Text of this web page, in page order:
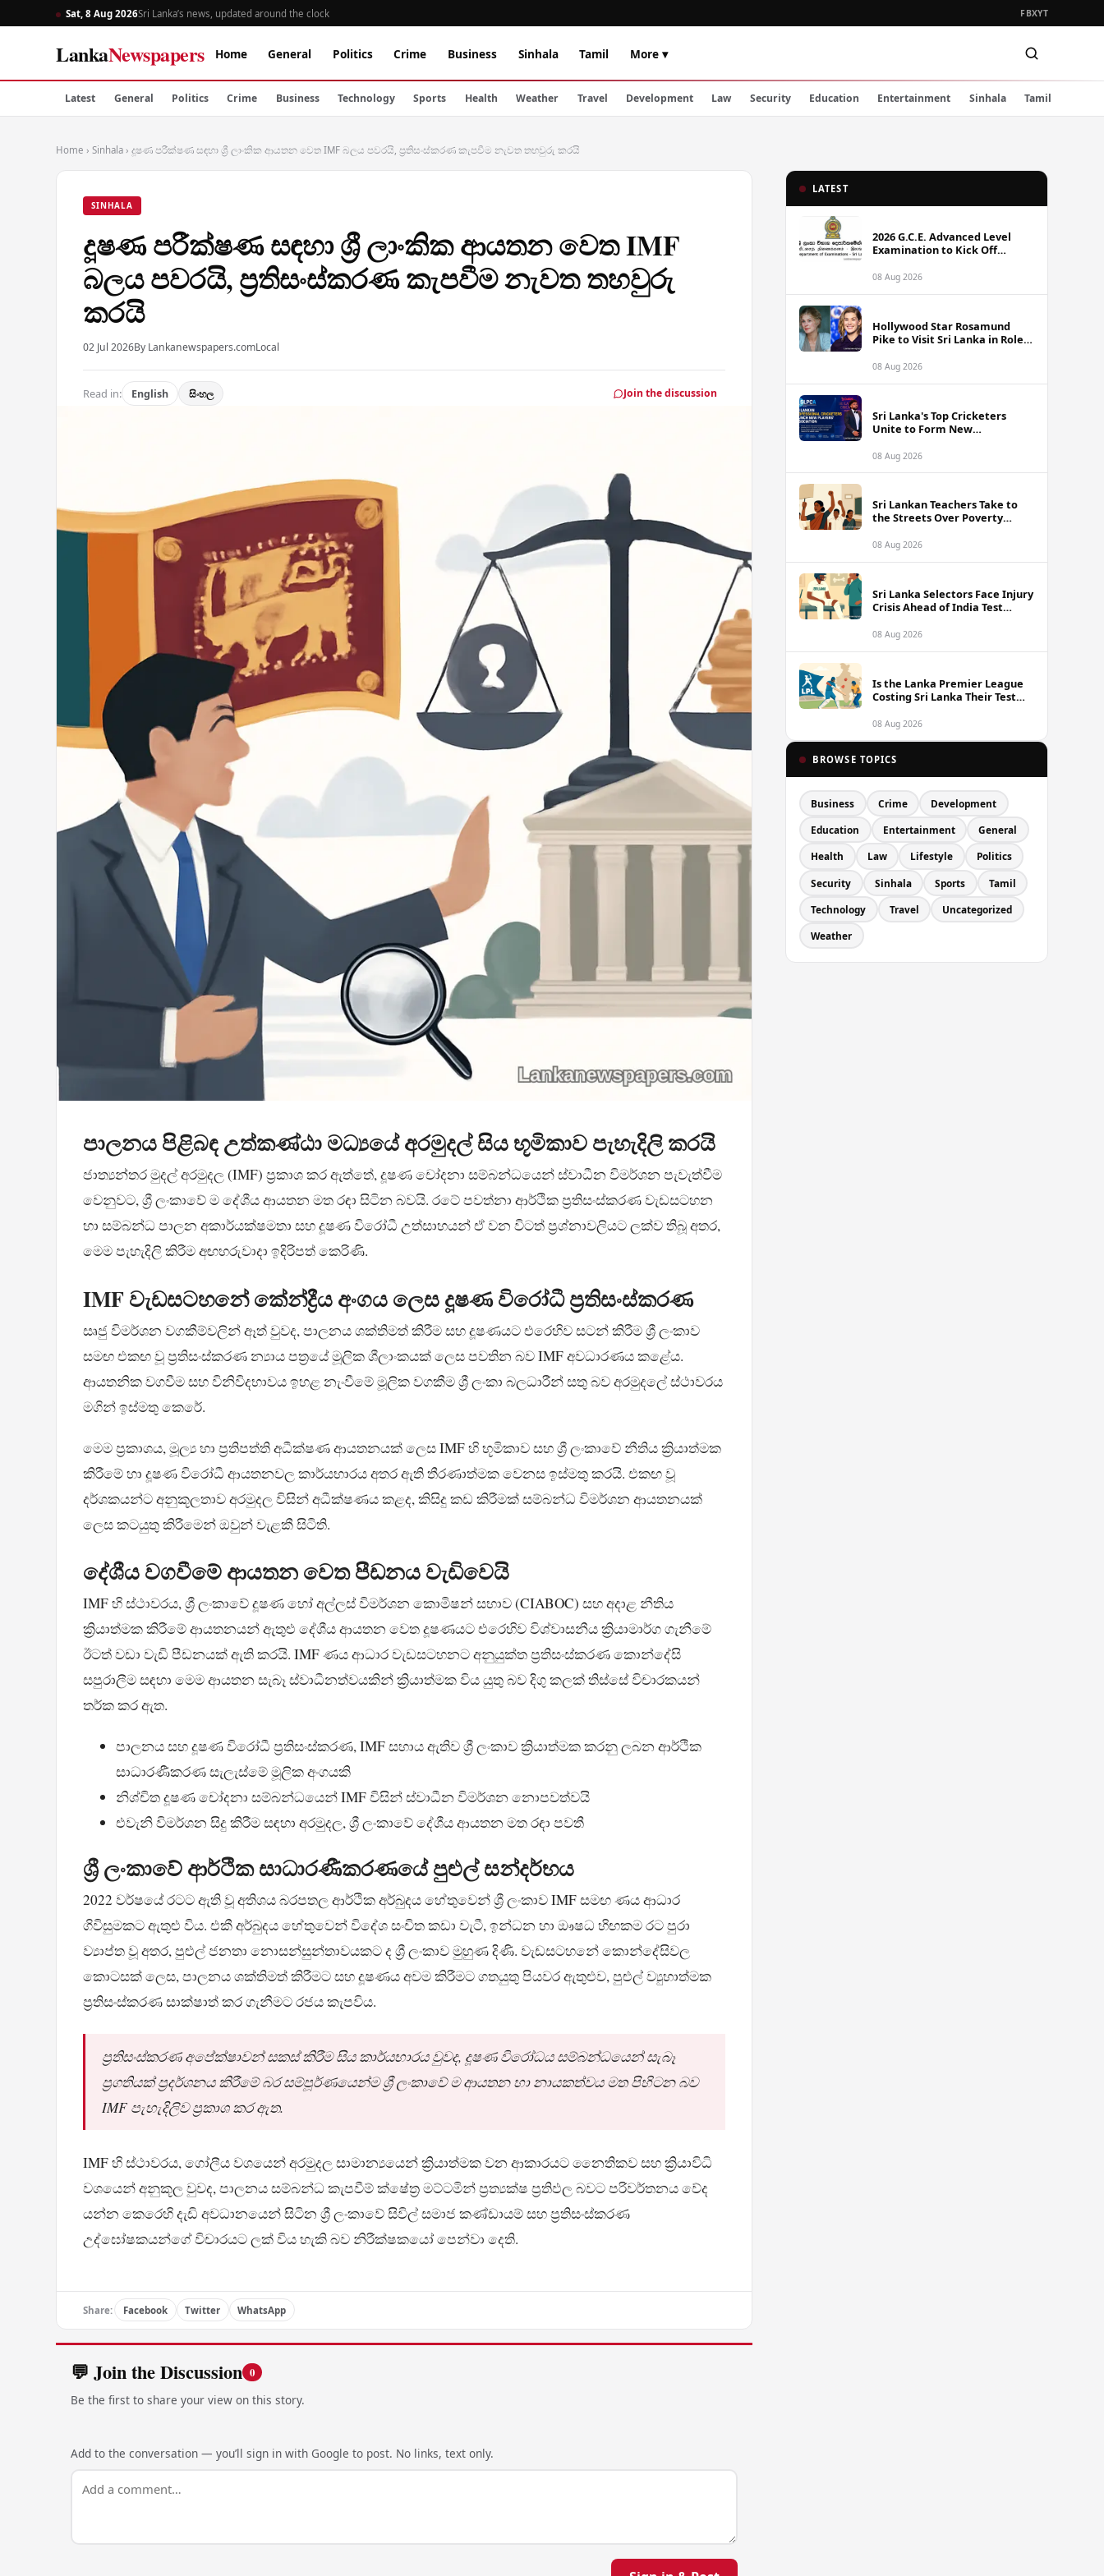
Sat, 8 Aug 2026Sri Lanka’s news, updated around the clock FBXYT
LankaNewspapers Home General Politics Crime Business Sinhala Tamil More ▾
Latest General Politics Crime Business Technology Sports Health Weather Travel Development Law Security Education Entertainment Sinhala Tamil
Home › Sinhala › දූෂණ පරීක්ෂණ සඳහා ශ්‍රී ලාංකික ආයතන වෙත IMF බලය පවරයි, ප්‍රතිසංස්කරණ කැපවීම නැවත තහවුරු කරයි
SINHALA
දූෂණ පරීක්ෂණ සඳහා ශ්‍රී ලාංකික ආයතන වෙත IMF
බලය පවරයි, ප්‍රතිසංස්කරණ කැපවීම නැවත තහවුරු
කරයි
02 Jul 2026By Lankanewspapers.comLocal
Read in: English සිංහල Join the discussion
පාලනය පිළිබඳ උත්කණ්ඨා මධ්‍යයේ අරමුදල් සිය භූමිකාව පැහැදිලි කරයි
ජාත්‍යන්තර මුදල් අරමුදල (IMF) ප්‍රකාශ කර ඇත්තේ, දූෂණ චෝදනා සම්බන්ධයෙන් ස්වාධීන විමර්ශන පැවැත්වීම
වෙනුවට, ශ්‍රී ලංකාවේ ම දේශීය ආයතන මත රඳා සිටින බවයි. රටේ පවත්නා ආර්ථික ප්‍රතිසංස්කරණ වැඩසටහන
හා සම්බන්ධ පාලන අකාර්යක්ෂමතා සහ දූෂණ විරෝධී උත්සාහයන් ඒ වන විටත් ප්‍රශ්නාවලියට ලක්ව තිබූ අතර,
මෙම පැහැදිලි කිරීම අඟහරුවාදා ඉදිරිපත් කෙරිණි.
IMF වැඩසටහනේ කේන්ද්‍රීය අංගය ලෙස දූෂණ විරෝධී ප්‍රතිසංස්කරණ
සෘජු විමර්ශන වගකීම්වලින් ඈත් වුවද, පාලනය ශක්තිමත් කිරීම සහ දූෂණයට එරෙහිව සටන් කිරීම ශ්‍රී ලංකාව
සමඟ එකඟ වූ ප්‍රතිසංස්කරණ න්‍යාය පත්‍රයේ මූලික ශීලාංකයක් ලෙස පවතින බව IMF අවධාරණය කළේය.
ආයතනික වගවීම සහ විනිවිදභාවය ඉහළ නැංවීමේ මූලික වගකීම ශ්‍රී ලංකා බලධාරීන් සතු බව අරමුදලේ ස්ථාවරය
මගින් ඉස්මතු කෙරේ.
මෙම ප්‍රකාශය, මූල්‍ය හා ප්‍රතිපත්ති අධීක්ෂණ ආයතනයක් ලෙස IMF හි භූමිකාව සහ ශ්‍රී ලංකාවේ නීතිය ක්‍රියාත්මක
කිරීමේ හා දූෂණ විරෝධී ආයතනවල කාර්යභාරය අතර ඇති තීරණාත්මක වෙනස ඉස්මතු කරයි. එකඟ වූ
දර්ශකයන්ට අනුකූලතාව අරමුදල විසින් අධීක්ෂණය කළද, කිසිදු කඩ කිරීමක් සම්බන්ධ විමර්ශන ආයතනයක්
ලෙස කටයුතු කිරීමෙන් ඔවුන් වැළකී සිටිති.
දේශීය වගවීමේ ආයතන වෙත පීඩනය වැඩිවෙයි
IMF හි ස්ථාවරය, ශ්‍රී ලංකාවේ දූෂණ හෝ අල්ලස් විමර්ශන කොමිෂන් සභාව (CIABOC) සහ අදාළ නීතිය
ක්‍රියාත්මක කිරීමේ ආයතනයන් ඇතුළු දේශීය ආයතන වෙත දූෂණයට එරෙහිව විශ්වාසනීය ක්‍රියාමාර්ග ගැනීමේ
ඊටත් වඩා වැඩි පීඩනයක් ඇති කරයි. IMF ණය ආධාර වැඩසටහනට අනුයුක්ත ප්‍රතිසංස්කරණ කොන්දේසි
සපුරාලීම සඳහා මෙම ආයතන සැබෑ ස්වාධීනත්වයකින් ක්‍රියාත්මක විය යුතු බව දිගු කලක් තිස්සේ විචාරකයන්
තර්ක කර ඇත.
පාලනය සහ දූෂණ විරෝධී ප්‍රතිසංස්කරණ, IMF සහාය ඇතිව ශ්‍රී ලංකාව ක්‍රියාත්මක කරනු ලබන ආර්ථික
සාධාරණීකරණ සැලැස්මේ මූලික අංගයකි
නිශ්චිත දූෂණ චෝදනා සම්බන්ධයෙන් IMF විසින් ස්වාධීන විමර්ශන නොපවත්වයි
එවැනි විමර්ශන සිදු කිරීම සඳහා අරමුදල, ශ්‍රී ලංකාවේ දේශීය ආයතන මත රඳා පවතී
ශ්‍රී ලංකාවේ ආර්ථික සාධාරණීකරණයේ පුළුල් සන්දර්භය
2022 වර්ෂයේ රටට ඇති වූ අතිශය බරපතල ආර්ථික අර්බුදය හේතුවෙන් ශ්‍රී ලංකාව IMF සමඟ ණය ආධාර
ගිවිසුමකට ඇතුළු විය. එකී අර්බුදය හේතුවෙන් විදේශ සංචිත කඩා වැටී, ඉන්ධන හා ඖෂධ හිඟකම රට පුරා
ව්‍යාප්ත වූ අතර, පුළුල් ජනතා නොසන්සුන්තාවයකට ද ශ්‍රී ලංකාව මුහුණ දිණි. වැඩසටහනේ කොන්දේසිවල
කොටසක් ලෙස, පාලනය ශක්තිමත් කිරීමට සහ දූෂණය අවම කිරීමට ගතයුතු පියවර ඇතුළුව, පුළුල් ව්‍යුහාත්මක
ප්‍රතිසංස්කරණ සාක්ෂාත් කර ගැනීමට රජය කැපවිය.
ප්‍රතිසංස්කරණ අපේක්ෂාවන් සකස් කිරීම සිය කාර්යභාරය වුවද, දූෂණ විරෝධය සම්බන්ධයෙන් සැබෑ
ප්‍රගතියක් ප්‍රදර්ශනය කිරීමේ බර සම්පූර්ණයෙන්ම ශ්‍රී ලංකාවේ ම ආයතන හා නායකත්වය මත පිහිටන බව
IMF පැහැදිලිව ප්‍රකාශ කර ඇත.
IMF හි ස්ථාවරය, ගෝලීය වශයෙන් අරමුදල සාමාන්‍යයෙන් ක්‍රියාත්මක වන ආකාරයට නෛතිකව සහ ක්‍රියාවිධි
වශයෙන් අනුකූල වුවද, පාලනය සම්බන්ධ කැපවීම් ක්ෂේත්‍ර මට්ටමින් ප්‍රත්‍යක්ෂ ප්‍රතිඵල බවට පරිවර්තනය වේද
යන්න කෙරෙහි දැඩි අවධානයෙන් සිටින ශ්‍රී ලංකාවේ සිවිල් සමාජ කණ්ඩායම් සහ ප්‍රතිසංස්කරණ
උද්ඝෝෂකයන්ගේ විචාරයට ලක් විය හැකි බව නිරීක්ෂකයෝ පෙන්වා දෙති.
Share: Facebook Twitter WhatsApp
💬 Join the Discussion 0
Be the first to share your view on this story.
Add to the conversation — you’ll sign in with Google to post. No links, text only.
LATEST
2026 G.C.E. Advanced Level
Examination to Kick Off
08 Aug 2026
Hollywood Star Rosamund
Pike to Visit Sri Lanka in Role
Ambassador
08 Aug 2026
Sri Lanka's Top Cricketers
Unite to Form New
Kusal Mendis at the Helm
08 Aug 2026
Sri Lankan Teachers Take to
the Streets Over Poverty
Classroom Conditions
08 Aug 2026
Sri Lanka Selectors Face Injury
Crisis Ahead of India Test
Remain Doubtful
08 Aug 2026
Is the Lanka Premier League
Costing Sri Lanka Their Test
08 Aug 2026
BROWSE TOPICS
Business Crime Development
Education Entertainment General
Health Law Lifestyle Politics
Security Sinhala Sports Tamil
Technology Travel Uncategorized
Weather